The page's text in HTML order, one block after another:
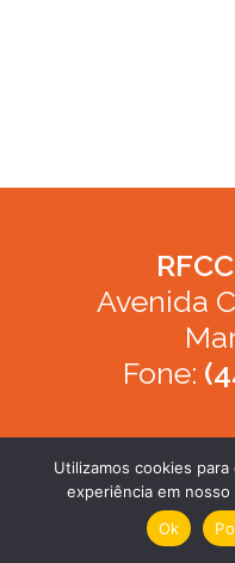
Avenida
Fone:
Utilizamos cookies
experiência em nosso
Ok